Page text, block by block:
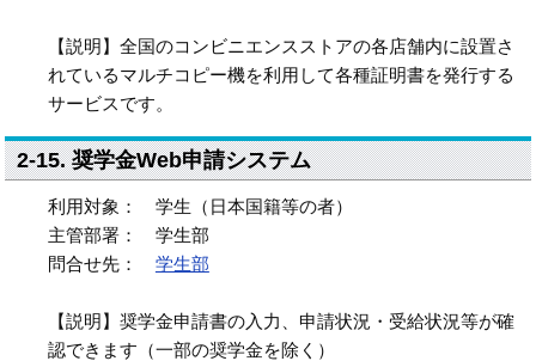
【説明】全国のコンビニエンスストアの各店舗内に設置さ
れているマルチコピー機を利用して各種証明書を発行する
サービスです。
2-15. 奨学金Web申請システム
利用対象： 学生（日本国籍等の者）
主管部署： 学生部
問合せ先： 学生部
【説明】奨学金申請書の入力、申請状況・受給状況等が確
認できます（一部の奨学金を除く）